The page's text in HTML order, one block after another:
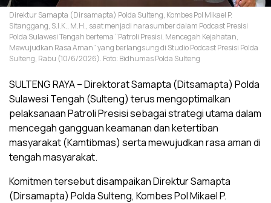
Direktur Samapta (Dirsamapta) Polda Sulteng, Kombes Pol Mikael P.
Sitanggang, S.I.K., M.H., saat menjadi narasumber dalam Podcast Presisi
Polda Sulawesi Tengah bertema “Patroli Presisi, Mencegah Kejahatan,
Mewujudkan Rasa Aman” yang berlangsung di Studio Podcast Presisi Polda
Sulteng, Rabu (10/6/2026). Foto: Bidhumas Polda Sulteng
SULTENG RAYA – Direktorat Samapta (Ditsamapta) Polda
Sulawesi Tengah (Sulteng) terus mengoptimalkan
pelaksanaan Patroli Presisi sebagai strategi utama dalam
mencegah gangguan keamanan dan ketertiban
masyarakat (Kamtibmas) serta mewujudkan rasa aman di
tengah masyarakat.
Komitmen tersebut disampaikan Direktur Samapta
(Dirsamapta) Polda Sulteng, Kombes Pol Mikael P.